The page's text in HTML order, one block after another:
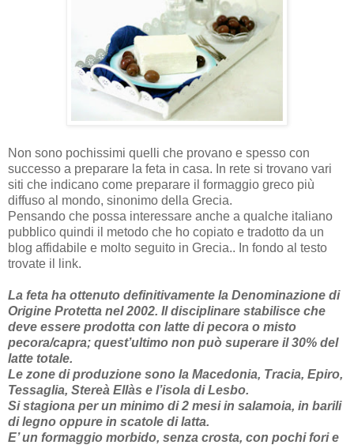
Non sono pochissimi quelli che provano e spesso con
successo a preparare la feta in casa. In rete si trovano vari
siti che indicano come preparare il formaggio greco più
diffuso al mondo, sinonimo della Grecia.
Pensando che possa interessare anche a qualche italiano
pubblico quindi il metodo che ho copiato e tradotto da un
blog affidabile e molto seguito in Grecia.. In fondo al testo
trovate il link.
La feta ha ottenuto definitivamente la Denominazione di
Origine Protetta nel 2002. Il disciplinare stabilisce che
deve essere prodotta con latte di pecora o misto
pecora/capra; quest’ultimo non può superare il 30% del
latte totale.
Le zone di produzione sono la Macedonia, Tracia, Epiro,
Tessaglia, Stereà Ellàs e l’isola di Lesbo.
Si stagiona per un minimo di 2 mesi in salamoia, in barili
di legno oppure in scatole di latta.
E’ un formaggio morbido, senza crosta, con pochi fori e